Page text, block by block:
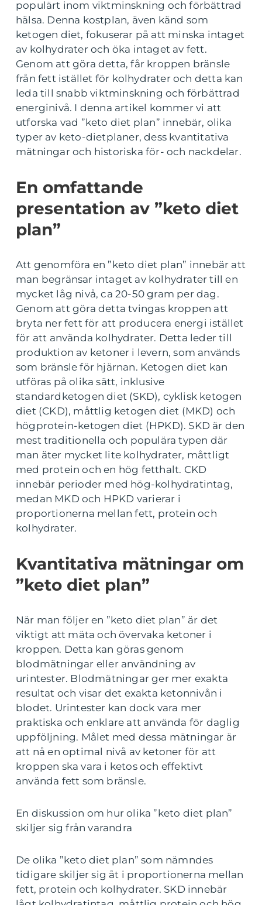
populärt inom viktminskning och förbättrad
hälsa. Denna kostplan, även känd som
ketogen diet, fokuserar på att minska intaget
av kolhydrater och öka intaget av fett.
Genom att göra detta, får kroppen bränsle
från fett istället för kolhydrater och detta kan
leda till snabb viktminskning och förbättrad
energinivå. I denna artikel kommer vi att
utforska vad ”keto diet plan” innebär, olika
typer av keto-dietplaner, dess kvantitativa
mätningar och historiska för- och nackdelar.
En omfattande
presentation av ”keto diet
plan”
Att genomföra en ”keto diet plan” innebär att
man begränsar intaget av kolhydrater till en
mycket låg nivå, ca 20-50 gram per dag.
Genom att göra detta tvingas kroppen att
bryta ner fett för att producera energi istället
för att använda kolhydrater. Detta leder till
produktion av ketoner i levern, som används
som bränsle för hjärnan. Ketogen diet kan
utföras på olika sätt, inklusive
standardketogen diet (SKD), cyklisk ketogen
diet (CKD), måttlig ketogen diet (MKD) och
högprotein-ketogen diet (HPKD). SKD är den
mest traditionella och populära typen där
man äter mycket lite kolhydrater, måttligt
med protein och en hög fetthalt. CKD
innebär perioder med hög-kolhydratintag,
medan MKD och HPKD varierar i
proportionerna mellan fett, protein och
kolhydrater.
Kvantitativa mätningar om
”keto diet plan”
När man följer en ”keto diet plan” är det
viktigt att mäta och övervaka ketoner i
kroppen. Detta kan göras genom
blodmätningar eller användning av
urintester. Blodmätningar ger mer exakta
resultat och visar det exakta ketonnivån i
blodet. Urintester kan dock vara mer
praktiska och enklare att använda för daglig
uppföljning. Målet med dessa mätningar är
att nå en optimal nivå av ketoner för att
kroppen ska vara i ketos och effektivt
använda fett som bränsle.
En diskussion om hur olika ”keto diet plan”
skiljer sig från varandra
De olika ”keto diet plan” som nämndes
tidigare skiljer sig åt i proportionerna mellan
fett, protein och kolhydrater. SKD innebär